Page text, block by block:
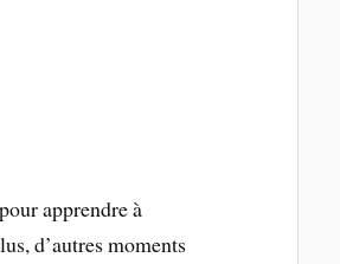
apprendre à
d’autres moments